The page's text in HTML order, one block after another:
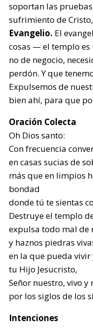
soportan las
sufrimiento de
Evangelio. El
cosas — el templo
no de negocio,
perdón. Y que
Expulsemos de
bien ahí, para que
Oración Colecta
Oh Dios santo:
Con frecuencia
en casas sucias de
más que en limpios
bondad
donde tú te sientas
Destruye el templo
expulsa todo mal de
y haznos piedras
en la que pueda
tu Hijo Jesucristo,
Señor nuestro, vivo y
por los siglos de los
Intenciones